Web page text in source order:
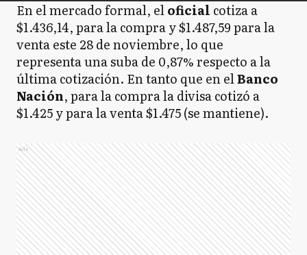
En el mercado formal, eloficial cotiza a
$1.436,14, para la compra y $1.487,59 para la
venta este 28 de noviembre, lo que
representa una suba de 0,87% respecto a la
última cotización. En tanto que en elBanco
Nación, para la compra la divisa cotizó a
$1.425 y para la venta $1.475 (se mantiene).
Ads